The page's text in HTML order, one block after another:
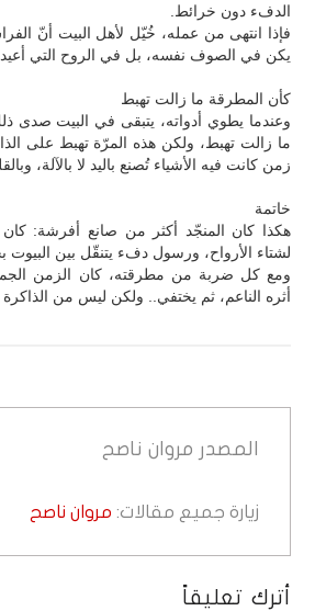
الدفء دون خرائط.
فإذا انتهى من عمله، خُيّل لأهل البيت أنّ
يكن في الصوف نفسه، بل في الروح التي أعيد
كأن المطرقة ما زالت تهبط
وعندما يطوي أدواته، يتبقى في البيت صدى
ما زالت تهبط، ولكن هذه المرّة تهبط على
زمن كانت فيه الأشياء تُصنع باليد لا بالآلة،
خاتمة
هكذا كان المنجّد أكثر من صانع أفرشة: كان
لشتاء الأرواح، ورسول دفء يتنقّل بين البيوت
ومع كل ضربة من مطرقته، كان الزمن
أثره الناعم، ثم يختفي.. ولكن ليس من الذاكرة
المصدر مروان ناصح
زيارة جميع مقالات: مروان ناصح
أترك تعليقاً